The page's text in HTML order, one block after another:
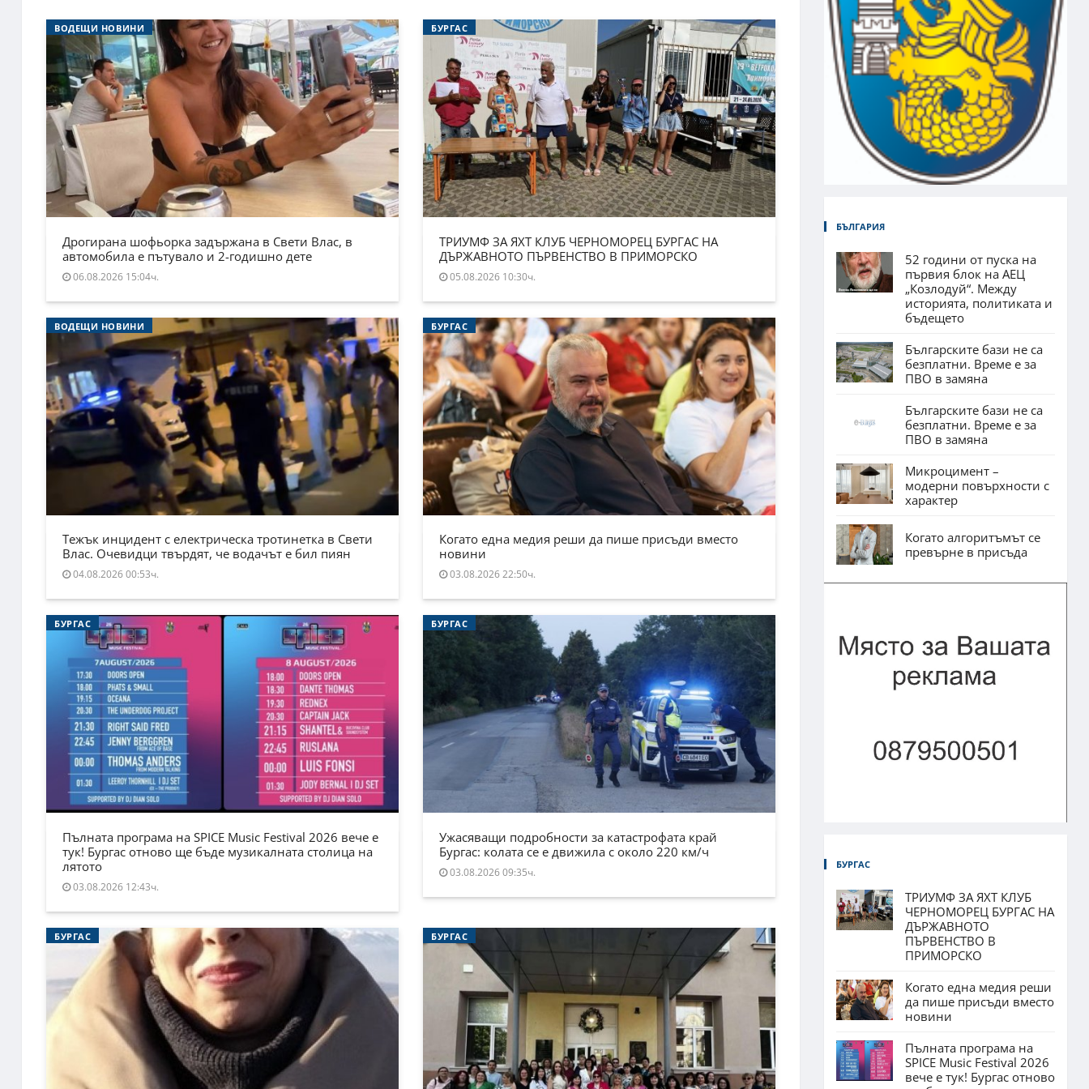
ВОДЕЩИ НОВИНИ
Дрогирана шофьорка задържана в Свети Влас, в
автомобила е пътувало и 2-годишно дете
06.08.2026 15:04ч.
БУРГАС
ТРИУМФ ЗА ЯХТ КЛУБ ЧЕРНОМОРЕЦ БУРГАС НА
ДЪРЖАВНОТО ПЪРВЕНСТВО В ПРИМОРСКО
05.08.2026 10:30ч.
ВОДЕЩИ НОВИНИ
Тежък инцидент с електрическа тротинетка в Свети
Влас. Очевидци твърдят, че водачът е бил пиян
04.08.2026 00:53ч.
БУРГАС
Когато една медия реши да пише присъди вместо
новини
03.08.2026 22:50ч.
БУРГАС
Пълната програма на SPICE Music Festival 2026 вече е
тук! Бургас отново ще бъде музикалната столица на
лятото
03.08.2026 12:43ч.
БУРГАС
Ужасяващи подробности за катастрофата край
Бургас: колата се е движила с около 220 км/ч
03.08.2026 09:35ч.
БУРГАС БУРГАС
БЪЛГАРИЯ
52 години от пуска на
първия блок на АЕЦ
„Козлодуй“. Между
историята, политиката и
бъдещето
Българските бази не са
безплатни. Време е за
ПВО в замяна
Българските бази не са
безплатни. Време е за
ПВО в замяна
Микроцимент –
модерни повърхности с
характер
Когато алгоритъмът се
превърне в присъда
БУРГАС
ТРИУМФ ЗА ЯХТ КЛУБ
ЧЕРНОМОРЕЦ БУРГАС НА
ДЪРЖАВНОТО
ПЪРВЕНСТВО В
ПРИМОРСКО
Когато една медия реши
да пише присъди вместо
новини
Пълната програма на
SPICE Music Festival 2026
вече е тук! Бургас отново